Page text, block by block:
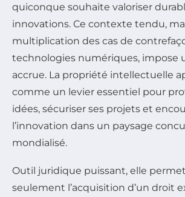
quiconque souhaite valoriser
innovations. Ce contexte tendu,
multiplication des cas de
technologies numériques, impose
accrue. La propriété intellectuelle
comme un levier essentiel pour
idées, sécuriser ses projets et
l’innovation dans un paysage
mondialisé.
Outil juridique puissant, elle
seulement l’acquisition d’un droit